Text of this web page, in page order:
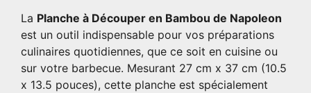
La Planche à Découper en Bambou de Napoleon
est un outil indispensable pour vos préparations
culinaires quotidiennes, que ce soit en cuisine ou
sur votre barbecue. Mesurant 27 cm x 37 cm (10.5
x 13.5 pouces), cette planche est spécialement